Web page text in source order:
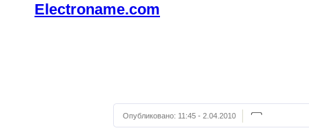
Electroname.com
Опубликовано: 11:45 - 2.04.2010